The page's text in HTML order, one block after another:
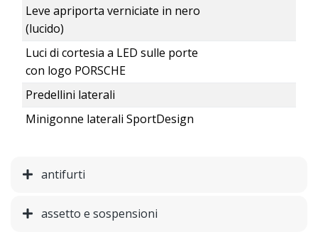
Leve apriporta verniciate in nero
(lucido)
Luci di cortesia a LED sulle porte
con logo PORSCHE
Predellini laterali
Minigonne laterali SportDesign
antifurti
assetto e sospensioni